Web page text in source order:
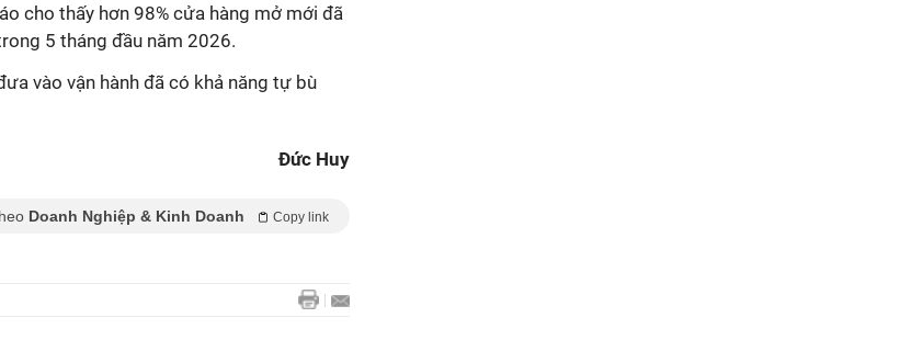
cho thấy hơn 98% cửa hàng mở mới đã
5 tháng đầu năm 2026.
vào vận hành đã có khả năng tự bù
Đức Huy
Doanh Nghiệp & Kinh Doanh Copy link